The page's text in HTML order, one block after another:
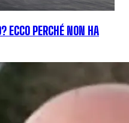
ECCO PERCHÉ NON HA